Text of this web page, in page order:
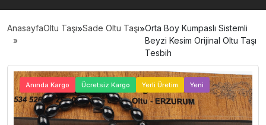
AnasayfaOltu Taşı»Sade Oltu Taşı»Orta Boy Kumpaslı Sistemli
Beyzi Kesim Orijinal Oltu Taşı
Tesbih
Anında Kargo Ücretsiz Kargo Yerli Üretim Yeni